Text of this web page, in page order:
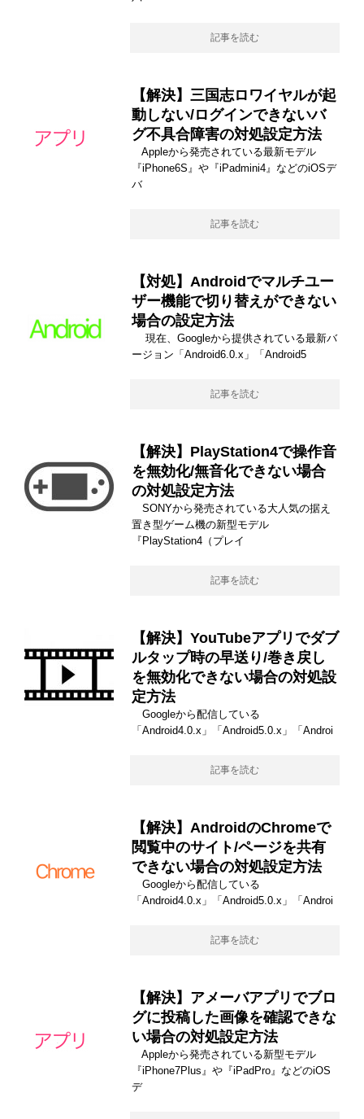
記事を読む
【解決】三国志ロワイヤルが起
動しない/ログインできないバ
グ不具合障害の対処設定方法
Appleから発売されている最新モデル
『iPhone6S』や『iPadmini4』などのiOSデ
バ
記事を読む
【対処】Androidでマルチユー
ザー機能で切り替えができない
場合の設定方法
現在、Googleから提供されている最新バ
ージョン「Android6.0.x」「Android5
記事を読む
【解決】PlayStation4で操作音
を無効化/無音化できない場合
の対処設定方法
SONYから発売されている大人気の据え
置き型ゲーム機の新型モデル
『PlayStation4（プレイ
記事を読む
【解決】YouTubeアプリでダブ
ルタップ時の早送り/巻き戻し
を無効化できない場合の対処設
定方法
Googleから配信している
「Android4.0.x」「Android5.0.x」「Androi
記事を読む
【解決】AndroidのChromeで
閲覧中のサイト/ページを共有
できない場合の対処設定方法
Googleから配信している
「Android4.0.x」「Android5.0.x」「Androi
記事を読む
【解決】アメーバアプリでブロ
グに投稿した画像を確認できな
い場合の対処設定方法
Appleから発売されている新型モデル
『iPhone7Plus』や『iPadPro』などのiOS
デ